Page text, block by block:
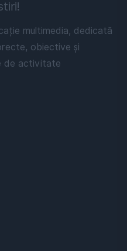
multimedia, dedicată
obiective și
de activitate